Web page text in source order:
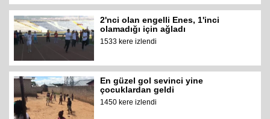
2'nci olan engelli Enes, 1'inci
olamadığı için ağladı
1533 kere izlendi
En güzel gol sevinci yine
çocuklardan geldi
1450 kere izlendi